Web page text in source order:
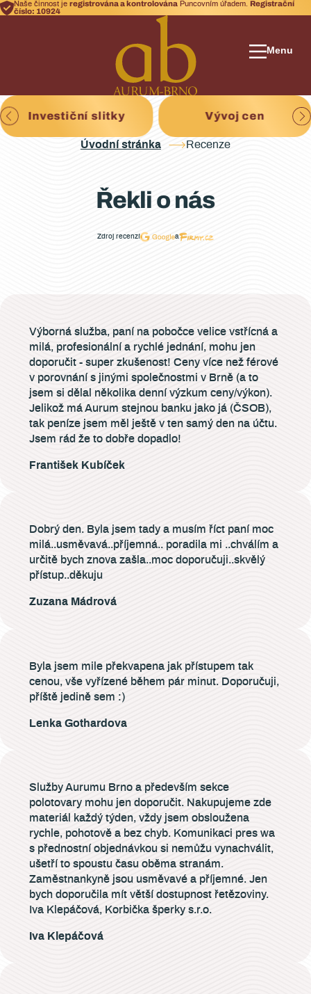
Naše činnost je registrována a kontrolována Puncovním úřadem. Registrační
číslo: 10924
Menu
Investiční slitky Vývoj cen
Úvodní stránka Recenze
Řekli o nás
Zdroj recenzí a
Výborná služba, paní na pobočce velice vstřícná a
milá, profesionální a rychlé jednání, mohu jen
doporučit - super zkušenost! Ceny více než férové
v porovnání s jinými společnostmi v Brně (a to
jsem si dělal několika denní výzkum ceny/výkon).
Jelikož má Aurum stejnou banku jako já (ČSOB),
tak peníze jsem měl ještě v ten samý den na účtu.
Jsem rád že to dobře dopadlo!
František Kubíček
Dobrý den. Byla jsem tady a musím říct paní moc
milá..usměvavá..příjemná.. poradila mi ..chválím a
určitě bych znova zašla..moc doporučuji..skvělý
přístup..děkuju
Zuzana Mádrová
Byla jsem mile překvapena jak přístupem tak
cenou, vše vyřízené během pár minut. Doporučuji,
příště jedině sem :)
Lenka Gothardova
Služby Aurumu Brno a především sekce
polotovary mohu jen doporučit. Nakupujeme zde
materiál každý týden, vždy jsem obsloužena
rychle, pohotově a bez chyb. Komunikaci pres wa
s přednostní objednávkou si nemůžu vynachválit,
ušetří to spoustu času oběma stranám.
Zaměstnankyně jsou usměvavé a příjemné. Jen
bych doporučila mít větší dostupnost řetězoviny.
Iva Klepáčová, Korbička šperky s.r.o.
Iva Klepáčová